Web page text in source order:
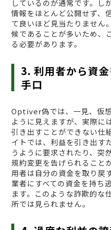
しているのが通常です。
情報をほとんど公開せず、
て良いほど見当たりません
候であることが多いため、
る必要があります。
3. 利用者から資
手口
Optiver偽では、一見、仮
ように見えますが、実際に
引き出すことができない仕
イトでは、利益を引き出す
うように要求されたり、突
規約変更を告げられること
用者は自分の資金を取り戻
業者にすべての資金を持ち
ます。このような詐欺的な
所では見られません。